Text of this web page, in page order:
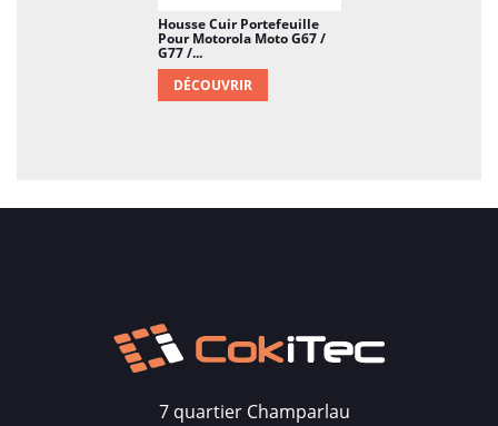
Housse Cuir Portefeuille
Pour Motorola Moto G67 /
G77 /...
DÉCOUVRIR
7 quartier Champarlau